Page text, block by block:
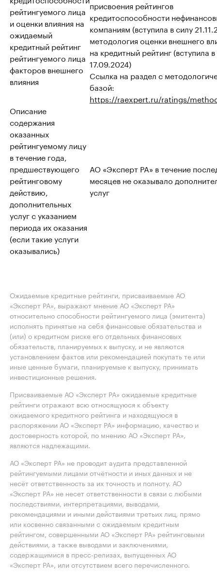
рейтингуемого лица
и оценки влияния на
ожидаемый
кредитный рейтинг
рейтингуемого лица
факторов внешнего
влияния
присвоения рейтингов
кредитоспособности
компаниям (вступила в силу
методология оценки внешнего
на кредитный рейтинг (вступила
17.09.2024)
Ссылка на раздел с
базой:
https://raexpert.ru/ratings/
Описание
содержания
оказанных
рейтингуемому лицу
в течение года,
предшествующего
рейтинговому
действию,
дополнительных
услуг с указанием
периода их оказания
(если такие услуги
оказывались)
АО «Эксперт РА» в течение
месяцев не оказывало
услуг
Ожидаемые кредитные рейтинги, присваиваемые АО
«Эксперт РА», выражают мнение АО «Эксперт РА»
относительно способности рейтингуемого лица (эмитента)
исполнять принятые на себя финансовые обязательства и
(или) о кредитном риске его отдельных финансовых
обязательств, планируемых к выпуску, и не являются
установлением фактов или рекомендацией покупать те или
иные ценные бумаги, планируемые к выпуску, принимать
инвестиционные решения.
Присваиваемые АО «Эксперт РА» ожидаемые кредитные
рейтинги отражают всю относящуюся к объекту
ожидаемого кредитного рейтинга и находящуюся в
распоряжении АО «Эксперт РА» информацию, качество и
достоверность которой, по мнению АО «Эксперт РА»,
являются надлежащими.
АО «Эксперт РА» не проводит аудита представленной
рейтингуемыми лицами отчётности и иных данных и не
несёт ответственность за их точность и полноту. АО
«Эксперт РА» не несет ответственности в связи с любыми
последствиями, интерпретациями, выводами,
рекомендациями и иными действиями третьих лиц, прямо
или косвенно связанными с ожидаемым кредитным
рейтингом, совершенными АО «Эксперт РА» рейтинговыми
действиями, а также выводами и заключениями,
содержащимися в пресс-релизах, выпущенных АО
«Эксперт РА», или отсутствием всего перечисленного.